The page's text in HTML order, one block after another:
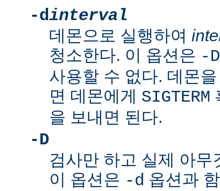
-dinterval
데몬으로 실행하여
청소한다. 이 옵션은 -D
사용할 수 없다. 데몬
면 데몬에게 SIGTERM
을 보내면 된다.
-D
검사만 하고 실제 아무
이 옵션은 -d 옵션과